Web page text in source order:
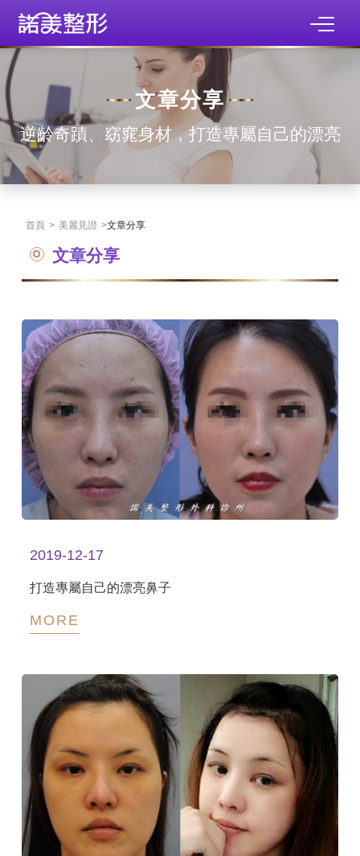
文章分享
逆齡奇蹟、窈窕身材，打造專屬自己的漂亮
首頁 > 美麗見證 >文章分享
文章分享
2019-12-17
打造專屬自己的漂亮鼻子
MORE